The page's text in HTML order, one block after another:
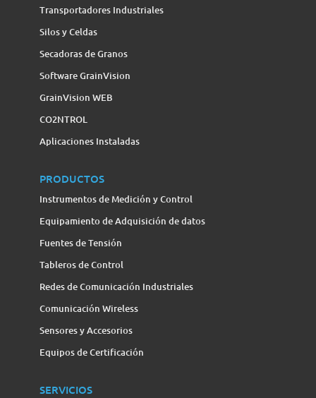
Transportadores Industriales
Silos y Celdas
Secadoras de Granos
Software GrainVision
GrainVision WEB
CO2NTROL
Aplicaciones Instaladas
PRODUCTOS
Instrumentos de Medición y Control
Equipamiento de Adquisición de datos
Fuentes de Tensión
Tableros de Control
Redes de Comunicación Industriales
Comunicación Wireless
Sensores y Accesorios
Equipos de Certificación
SERVICIOS